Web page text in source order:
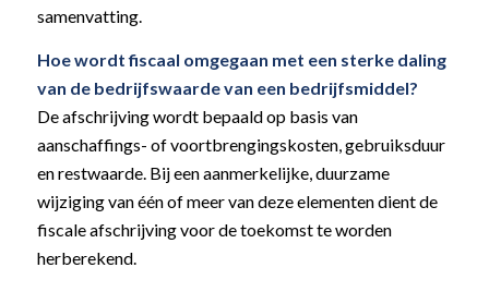
samenvatting.
Hoe wordt fiscaal omgegaan met een sterke daling
van de bedrijfswaarde van een bedrijfsmiddel?
De afschrijving wordt bepaald op basis van
aanschaffings- of voortbrengingskosten, gebruiksduur
en restwaarde. Bij een aanmerkelijke, duurzame
wijziging van één of meer van deze elementen dient de
fiscale afschrijving voor de toekomst te worden
herberekend.